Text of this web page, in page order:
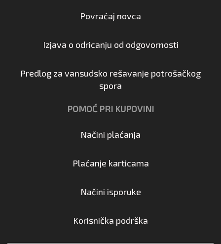
Povraćaj novca
Izjava o odricanju od odgovornosti
Predlog za vansudsko rešavanje potrošačkog
spora
POMOĆ PRI KUPOVINI
Načini plaćanja
Plaćanje karticama
Načini isporuke
Korisnička podrška